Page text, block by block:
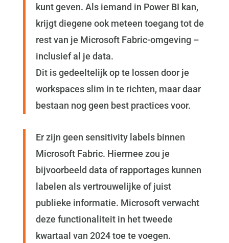
kunt geven. Als iemand in Power BI kan,
krijgt diegene ook meteen toegang tot de
rest van je Microsoft Fabric-omgeving –
inclusief al je data.
Dit is gedeeltelijk op te lossen door je
workspaces slim in te richten, maar daar
bestaan nog geen best practices voor.
Er zijn geen sensitivity labels binnen
Microsoft Fabric. Hiermee zou je
bijvoorbeeld data of rapportages kunnen
labelen als vertrouwelijke of juist
publieke informatie. Microsoft verwacht
deze functionaliteit in het tweede
kwartaal van 2024 toe te voegen.